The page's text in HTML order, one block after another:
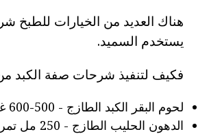
هناك العديد من الخيارات للطبخ
يستخدم السميد.
فكيف لتنفيذ شرحات صفة الكبد
لحوم البقر الكبد الطازج - 500-600 غرام؛
الدهون الحليب الطازج - 250 مل تمرغ يفر وحوالي 100 مل للقاعدة.